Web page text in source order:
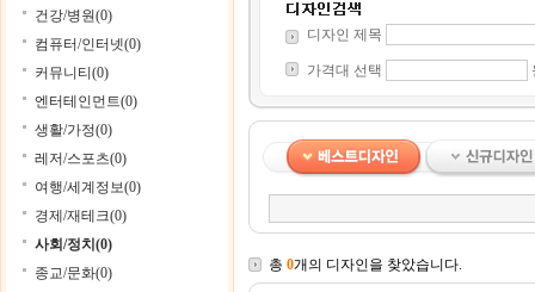
건강/병원(0)
컴퓨터/인터넷(0)
커뮤니티(0)
엔터테인먼트(0)
생활/가정(0)
레저/스포츠(0)
여행/세계정보(0)
경제/재테크(0)
사회/정치(0)
종교/문화(0)
디자인 제목
가격대 선택
총 0개의 디자인을 찾았습니다.